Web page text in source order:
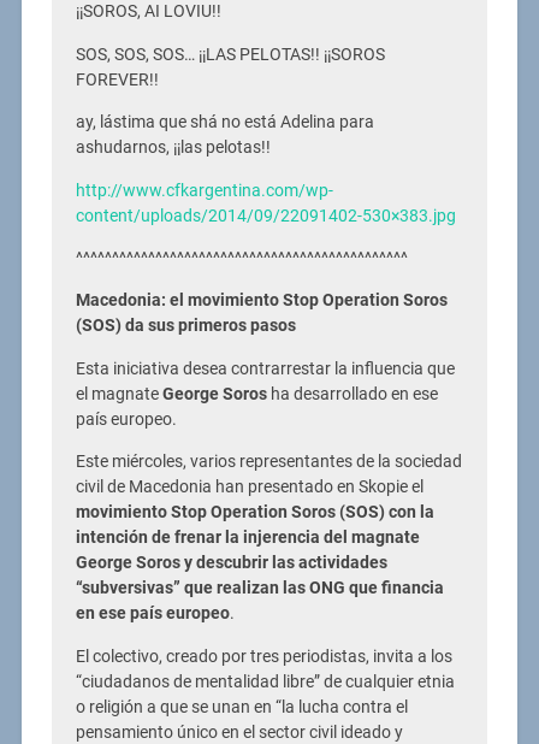
¡¡SOROS, AI LOVIU!!
SOS, SOS, SOS… ¡¡LAS PELOTAS!! ¡¡SOROS
FOREVER!!
ay, lástima que shá no está Adelina para
ashudarnos, ¡¡las pelotas!!
http://www.cfkargentina.com/wp-
content/uploads/2014/09/22091402-530×383.jpg
^^^^^^^^^^^^^^^^^^^^^^^^^^^^^^^^^^^^^^^^^^^^^^
Macedonia: el movimiento Stop Operation Soros
(SOS) da sus primeros pasos
Esta iniciativa desea contrarrestar la influencia que
el magnateGeorge Sorosha desarrollado en ese
país europeo.
Este miércoles, varios representantes de la sociedad
civil de Macedonia han presentado en Skopie el
movimiento Stop Operation Soros (SOS) con la
intención de frenar la injerencia del magnate
George Soros y descubrir las actividades
“subversivas” que realizan las ONG que financia
en ese país europeo.
El colectivo, creado por tres periodistas, invita a los
“ciudadanos de mentalidad libre” de cualquier etnia
o religión a que se unan en “la lucha contra el
pensamiento único en el sector civil ideado y